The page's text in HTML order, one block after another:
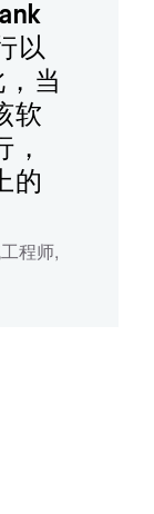
以
当
软
的
程师,